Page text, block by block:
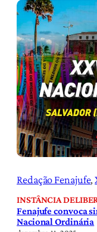
Redação Fenajufe,
INSTÂNCIA
Fenajufe convoca
Nacional Ordinária